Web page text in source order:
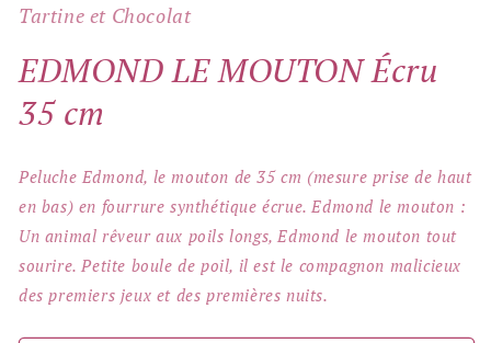
in
Tartine et Chocolat
EDMOND LE MOUTON Écru
35 cm
Peluche Edmond, le mouton de 35 cm (mesure prise de haut
en bas) en fourrure synthétique écrue. Edmond le mouton :
Un animal rêveur aux poils longs, Edmond le mouton tout
sourire. Petite boule de poil, il est le compagnon malicieux
des premiers jeux et des premières nuits.